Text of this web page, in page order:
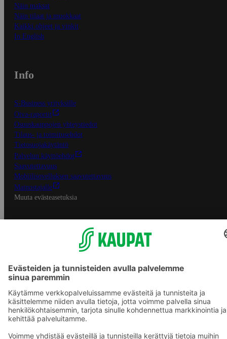
Näin maksat
Näin tilaat ja muokkaat
Kaikki ohjeet ja vinkit
In English
Info
S-Business yrityksille
Oiva-raportit
Osuuskauppojen yhteystiedot
Tilaus- ja toimitusehdot
Tietosuojakäytäntö
Palvelun käyttöehdot
Saavutettavuus
Mobiilisovelluksen saavutettavuus
Mainostajalle
Muuta evästeasetuksia
S-ryhmän palvelut
S-ryhmä
Asiakasomistajuus
S-ostoslista -sovellus
Prisma.fi
Sokos.fi
S-Pankki